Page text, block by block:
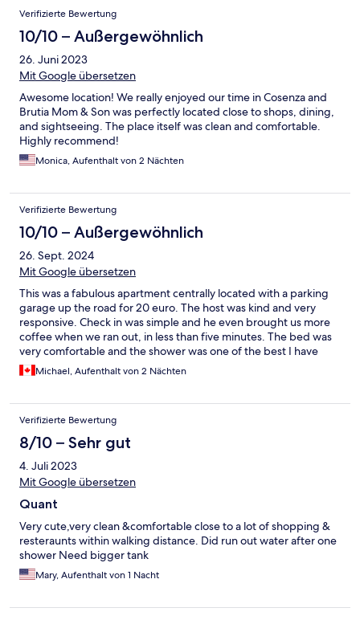
Verifizierte Bewertung
10/10 – Außergewöhnlich
26. Juni 2023
Mit Google übersetzen
Awesome location! We really enjoyed our time in Cosenza and
Brutia Mom & Son was perfectly located close to shops, dining,
and sightseeing. The place itself was clean and comfortable.
Highly recommend!
Monica, Aufenthalt von 2 Nächten
Verifizierte Bewertung
10/10 – Außergewöhnlich
26. Sept. 2024
Mit Google übersetzen
This was a fabulous apartment centrally located with a parking
garage up the road for 20 euro. The host was kind and very
responsive. Check in was simple and he even brought us more
coffee when we ran out, in less than five minutes. The bed was
very comfortable and the shower was one of the best I have
ever had. We would definitely stay again and recommend!
Michael, Aufenthalt von 2 Nächten
Verifizierte Bewertung
8/10 – Sehr gut
4. Juli 2023
Mit Google übersetzen
Quant
Very cute,very clean &comfortable close to a lot of shopping &
resteraunts within walking distance. Did run out water after one
shower Need bigger tank
Mary, Aufenthalt von 1 Nacht